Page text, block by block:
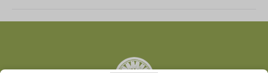
Pinterest